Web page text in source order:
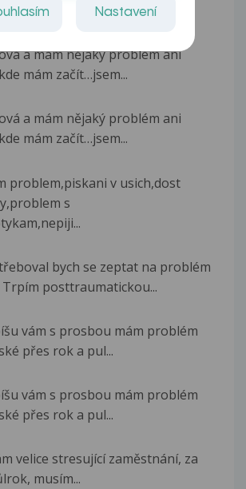
sem zašel k doktorovi...
a mám nějaký problém ani
mám začít…jsem...
a mám nějaký problém ani
mám začít…jsem...
problem,piskani v usich,dost
s
bych se zeptat na problém
posttraumatickou...
vám s prosbou mám problém
přes rok a pul...
vám s prosbou mám problém
přes rok a pul...
velice stresující zaměstnání, za
musím...
Nastavení